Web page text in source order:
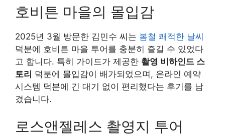
호비튼 마을의 몰입감
2025년 3월 방문한 김민수 씨는 봄철 쾌적한 날씨
덕분에 호비튼 마을 투어를 충분히 즐길 수 있었다
고 합니다. 특히 가이드가 제공한 촬영 비하인드 스
토리 덕분에 몰입감이 배가되었으며, 온라인 예약
시스템 덕분에 긴 대기 없이 편리했다는 후기를 남
겼습니다.
로스앤젤레스 촬영지 투어